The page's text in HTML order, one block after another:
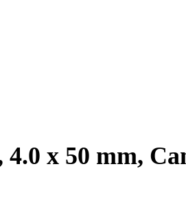
4.0 x 50 mm,